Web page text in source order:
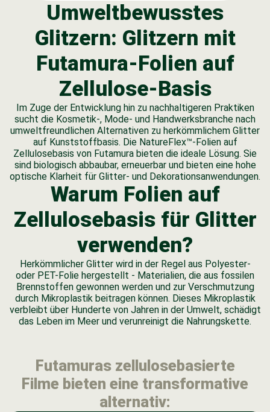
Umweltbewusstes
Glitzern: Glitzern mit
Futamura-Folien auf
Zellulose-Basis
Im Zuge der Entwicklung hin zu nachhaltigeren Praktiken
sucht die Kosmetik-, Mode- und Handwerksbranche nach
umweltfreundlichen Alternativen zu herkömmlichem Glitter
auf Kunststoffbasis. Die NatureFlex™-Folien auf
Zellulosebasis von Futamura bieten die ideale Lösung. Sie
sind biologisch abbaubar, erneuerbar und bieten eine hohe
optische Klarheit für Glitter- und Dekorationsanwendungen.
Warum Folien auf
Zellulosebasis für Glitter
verwenden?
Herkömmlicher Glitter wird in der Regel aus Polyester-
oder PET-Folie hergestellt - Materialien, die aus fossilen
Brennstoffen gewonnen werden und zur Verschmutzung
durch Mikroplastik beitragen können. Dieses Mikroplastik
verbleibt über Hunderte von Jahren in der Umwelt, schädigt
das Leben im Meer und verunreinigt die Nahrungskette.
Futamuras zellulosebasierte
Filme bieten eine transformative
alternativ: